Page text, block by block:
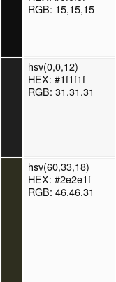
RGB: 15,15,15
hsv(0,0,12)
HEX: #1f1f1f
RGB: 31,31,31
hsv(60,33,18)
HEX: #2e2e1f
RGB: 46,46,31